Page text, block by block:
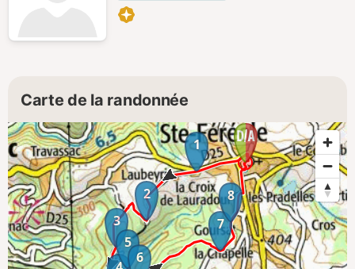
Carte de la randonnée
1
2
3
5
6
7
8